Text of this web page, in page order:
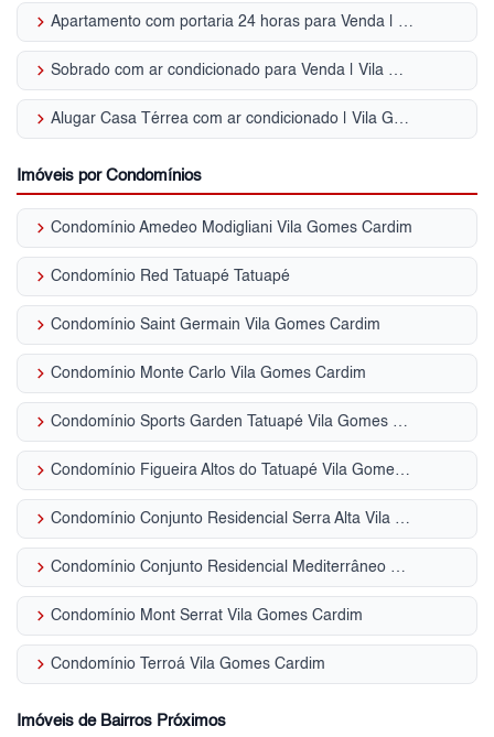
keyboard_arrow_right Apartamento com portaria 24 horas para Venda | Vila Gomes Cardim
keyboard_arrow_right Sobrado com ar condicionado para Venda | Vila Gomes Cardim
keyboard_arrow_right Alugar Casa Térrea com ar condicionado | Vila Gomes Cardim
Imóveis por Condomínios
keyboard_arrow_right Condomínio Amedeo Modigliani Vila Gomes Cardim
keyboard_arrow_right Condomínio Red Tatuapé Tatuapé
keyboard_arrow_right Condomínio Saint Germain Vila Gomes Cardim
keyboard_arrow_right Condomínio Monte Carlo Vila Gomes Cardim
keyboard_arrow_right Condomínio Sports Garden Tatuapé Vila Gomes Cardim
keyboard_arrow_right Condomínio Figueira Altos do Tatuapé Vila Gomes Cardim
keyboard_arrow_right Condomínio Conjunto Residencial Serra Alta Vila Gomes Cardim
keyboard_arrow_right Condomínio Conjunto Residencial Mediterrâneo Vila Gomes Cardim
keyboard_arrow_right Condomínio Mont Serrat Vila Gomes Cardim
keyboard_arrow_right Condomínio Terroá Vila Gomes Cardim
Imóveis de Bairros Próximos